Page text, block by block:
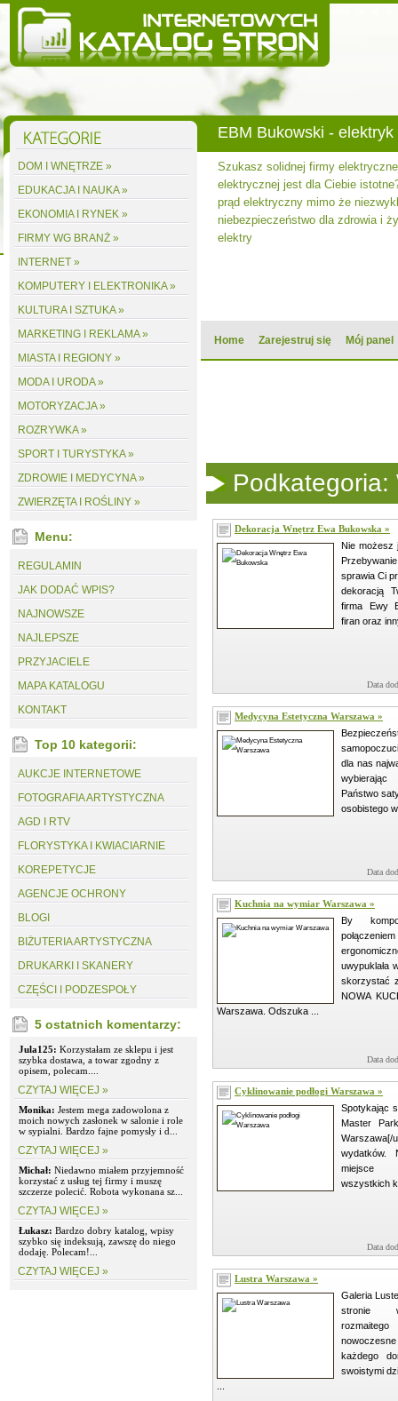
EBM Bukowski -
Szukasz solidnej firmy
elektrycznej jest dla Ciebie
prąd elektryczny mimo że
niebezpieczeństwo dla zdrowia i
elektry
Home Zarejestruj się Mój panel
DOM I WNĘTRZE »
EDUKACJA I NAUKA »
EKONOMIA I RYNEK »
FIRMY WG BRANŻ »
INTERNET »
KOMPUTERY I ELEKTRONIKA »
KULTURA I SZTUKA »
MARKETING I REKLAMA »
MIASTA I REGIONY »
MODA I URODA »
MOTORYZACJA »
ROZRYWKA »
SPORT I TURYSTYKA »
ZDROWIE I MEDYCYNA »
ZWIERZĘTA I ROŚLINY »
Menu:
REGULAMIN
JAK DODAĆ WPIS?
NAJNOWSZE
NAJLEPSZE
PRZYJACIELE
MAPA KATALOGU
KONTAKT
Top 10 kategorii:
AUKCJE INTERNETOWE
FOTOGRAFIA ARTYSTYCZNA
AGD I RTV
FLORYSTYKA I KWIACIARNIE
KOREPETYCJE
AGENCJE OCHRONY
BLOGI
BIŻUTERIA ARTYSTYCZNA
DRUKARKI I SKANERY
CZĘŚCI I PODZESPOŁY
5 ostatnich komentarzy:
Jula125: Korzystałam ze sklepu i jest
szybka dostawa, a towar zgodny z
opisem, polecam....
CZYTAJ WIĘCEJ »
Monika: Jestem mega zadowolona z
moich nowych zasłonek w salonie i role
w sypialni. Bardzo fajne pomysły i d...
CZYTAJ WIĘCEJ »
Michał: Niedawno miałem przyjemność
korzystać z usług tej firmy i muszę
szczerze polecić. Robota wykonana sz...
CZYTAJ WIĘCEJ »
Łukasz: Bardzo dobry katalog, wpisy
szybko się indeksują, zawszę do niego
dodaję. Polecam!...
CZYTAJ WIĘCEJ »
Podkategoria:
Dekoracja Wnętrz Ewa Bukowska »
Nie możesz
sprawia Ci
dekoracją
firma Ewy
firan oraz
Data
Medycyna Estetyczna Warszawa »
dla nas
Państwo
osobistego
Data
Kuchnia na wymiar Warszawa »
By
uwypuklała
skorzystać
NOWA
Warszawa. Odszuka ...
Data
Cyklinowanie podłogi Warszawa »
Spotykając
Master
wydatków.
miejsce
wszystkich
Data
Lustra Warszawa »
Galeria
stronie
nowoczesne
każdego
swoistymi